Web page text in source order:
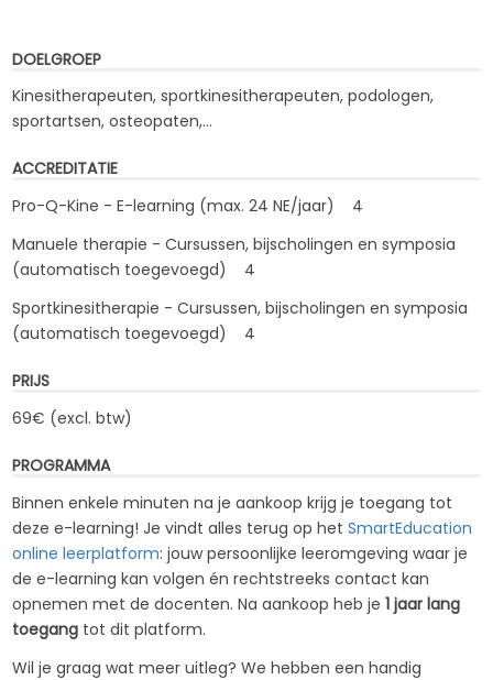
DOELGROEP
Kinesitherapeuten, sportkinesitherapeuten, podologen,
sportartsen, osteopaten,...
ACCREDITATIE
Pro-Q-Kine - E-learning (max. 24 NE/jaar) 4
Manuele therapie - Cursussen, bijscholingen en symposia
(automatisch toegevoegd) 4
Sportkinesitherapie - Cursussen, bijscholingen en symposia
(automatisch toegevoegd) 4
PRIJS
69€ (excl. btw)
PROGRAMMA
Binnen enkele minuten na je aankoop krijg je toegang tot
deze e-learning! Je vindt alles terug op hetSmartEducation
online leerplatform: jouw persoonlijke leeromgeving waar je
de e-learning kan volgen én rechtstreeks contact kan
opnemen met de docenten. Na aankoop heb je1 jaar lang
toegang tot dit platform.
Wil je graag wat meer uitleg? We hebben een handig